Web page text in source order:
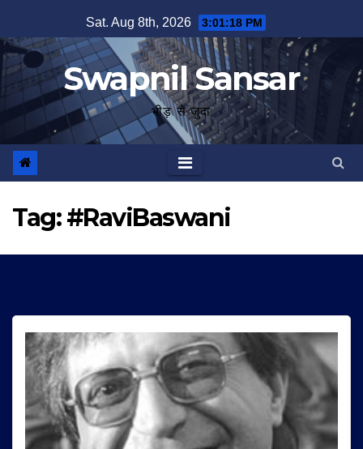
to
content
Sat. Aug 8th, 2026 3:01:18 PM
Swapnil Sansar
भीड़ से जुदा
Tag:#RaviBaswani